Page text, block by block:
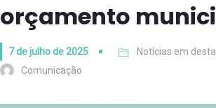
orçamento
7 de julho de 2025
Notícias em
Comunicação